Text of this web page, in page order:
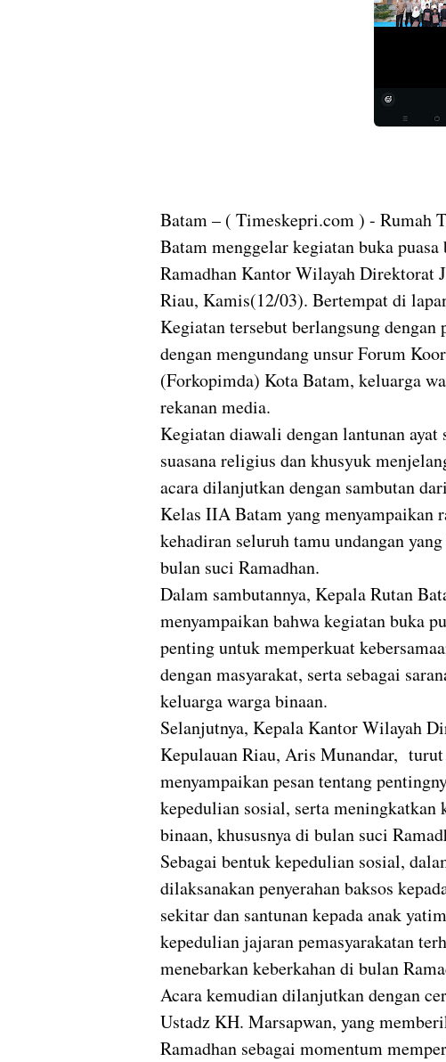
Batam – ( Timeskepri.com ) - Rumah
Batam menggelar kegiatan buka
Ramadhan Kantor Wilayah Direktorat
Riau, Kamis(12/03). Bertempat di
Kegiatan tersebut berlangsung dengan
dengan mengundang unsur Forum
(Forkopimda) Kota Batam, keluarga
rekanan media.
Kegiatan diawali dengan lantunan
suasana religius dan khusyuk
acara dilanjutkan dengan sambutan
Kelas IIA Batam yang menyampaikan
kehadiran seluruh tamu undangan
bulan suci Ramadhan.
Dalam sambutannya, Kepala Rutan
menyampaikan bahwa kegiatan buka
penting untuk memperkuat
dengan masyarakat, serta sebagai
keluarga warga binaan.
Selanjutnya, Kepala Kantor Wilayah
Kepulauan Riau, Aris Munandar,
menyampaikan pesan tentang
kepedulian sosial, serta meningkatkan
binaan, khususnya di bulan suci
Sebagai bentuk kepedulian sosial,
dilaksanakan penyerahan baksos
sekitar dan santunan kepada anak
kepedulian jajaran pemasyarakatan
menebarkan keberkahan di bulan
Acara kemudian dilanjutkan dengan
Ustadz KH. Marsapwan, yang
Ramadhan sebagai momentum